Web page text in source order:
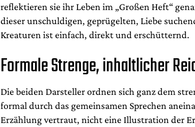
reflektieren sie ihr Leben im „Großen Heft“
dieser unschuldigen, geprügelten, Liebe
Kreaturen ist einfach, direkt und erschütternd.
Formale Strenge, inhaltlicher
Die beiden Darsteller ordnen sich ganz dem
formal durch das gemeinsamen Sprechen
Erzählung vertraut, nicht eine Illustration der